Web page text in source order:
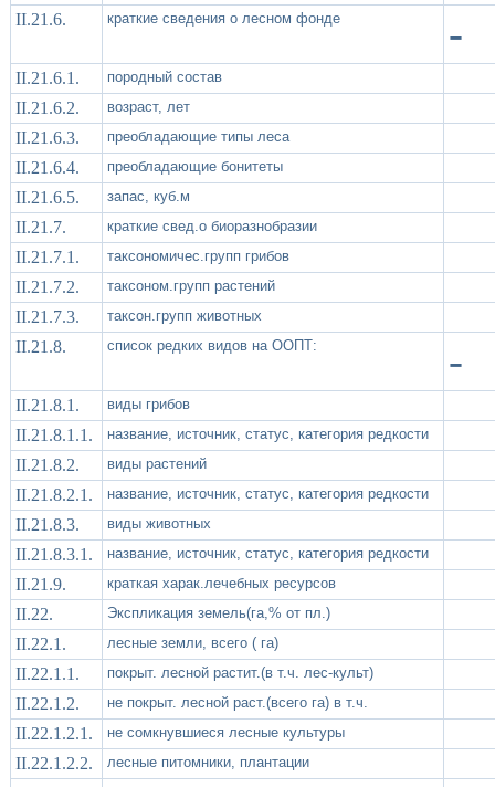
II.21.6. краткие сведения о лесном фонде -
II.21.6.1. породный состав
II.21.6.2. возраст, лет
II.21.6.3. преобладающие типы леса
II.21.6.4. преобладающие бонитеты
II.21.6.5. запас, куб.м
II.21.7. краткие свед.о биоразнобразии
II.21.7.1. таксономичес.групп грибов
II.21.7.2. таксоном.групп растений
II.21.7.3. таксон.групп животных
II.21.8. список редких видов на ООПТ: -
II.21.8.1. виды грибов
II.21.8.1.1. название, источник, статус, категория редкости
II.21.8.2. виды растений
II.21.8.2.1. название, источник, статус, категория редкости
II.21.8.3. виды животных
II.21.8.3.1. название, источник, статус, категория редкости
II.21.9. краткая харак.лечебных ресурсов
II.22. Экспликация земель(га,% от пл.)
II.22.1. лесные земли, всего ( га)
II.22.1.1. покрыт. лесной растит.(в т.ч. лес-культ)
II.22.1.2. не покрыт. лесной раст.(всего га) в т.ч.
II.22.1.2.1. не сомкнувшиеся лесные культуры
II.22.1.2.2. лесные питомники, плантации